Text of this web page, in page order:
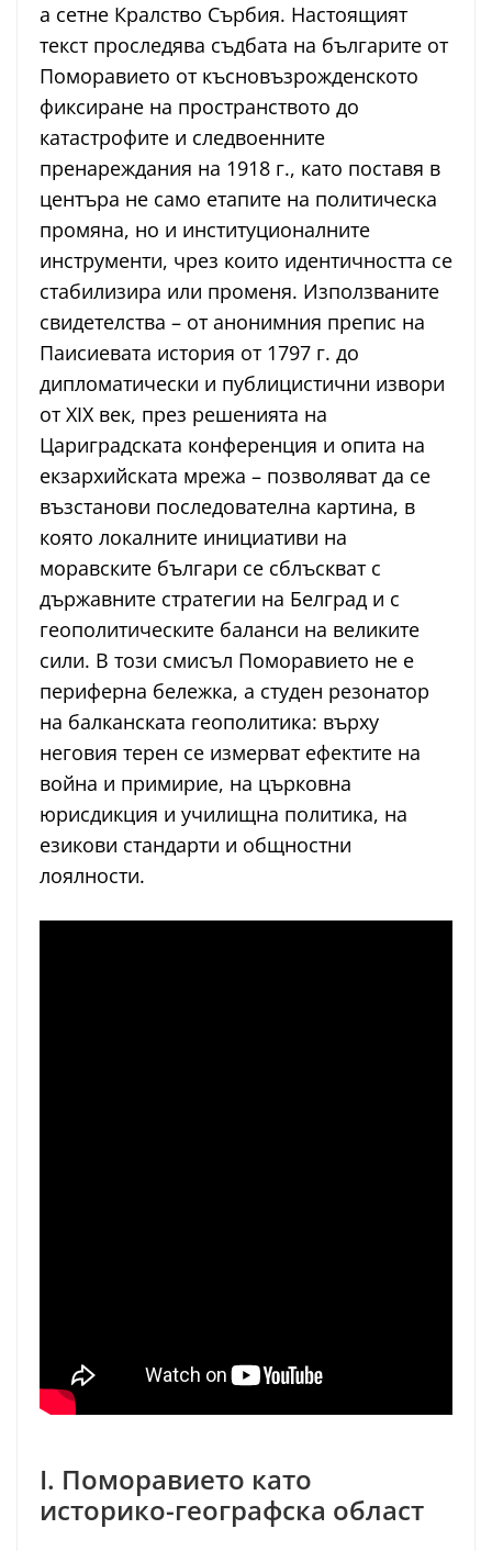
а сетне Кралство Сърбия. Настоящият
текст проследява съдбата на българите от
Поморавието от късновъзрожденското
фиксиране на пространството до
катастрофите и следвоенните
пренареждания на 1918 г., като поставя в
центъра не само етапите на политическа
промяна, но и институционалните
инструменти, чрез които идентичността се
стабилизира или променя. Използваните
свидетелства – от анонимния препис на
Паисиевата история от 1797 г. до
дипломатически и публицистични извори
от XIX век, през решенията на
Цариградската конференция и опита на
екзархийската мрежа – позволяват да се
възстанови последователна картина, в
която локалните инициативи на
моравските българи се сблъскват с
държавните стратегии на Белград и с
геополитическите баланси на великите
сили. В този смисъл Поморавието не е
периферна бележка, а студен резонатор
на балканската геополитика: върху
неговия терен се измерват ефектите на
война и примирие, на църковна
юрисдикция и училищна политика, на
езикови стандарти и общностни
лоялности.
I. Поморавието като
историко-географска област